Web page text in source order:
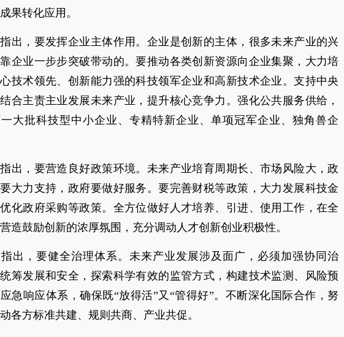
果转化应用。
出，要发挥企业主体作用。企业是创新的主体，很多未来产业的兴
企业一步步突破带动的。要推动各类创新资源向企业集聚，大力培
技术领先、创新能力强的科技领军企业和高新技术企业。支持中央
合主责主业发展未来产业，提升核心竞争力。强化公共服务供给，
大批科技型中小企业、专精特新企业、单项冠军企业、独角兽企
出，要营造良好政策环境。未来产业培育周期长、市场风险大，政
大力支持，政府要做好服务。要完善财税等政策，大力发展科技金
化政府采购等政策。全方位做好人才培养、引进、使用工作，在全
造鼓励创新的浓厚氛围，充分调动人才创新创业积极性。
出，要健全治理体系。未来产业发展涉及面广，必须加强协同治
筹发展和安全，探索科学有效的监管方式，构建技术监测、风险预
急响应体系，确保既“放得活”又“管得好”。不断深化国际合作，努
各方标准共建、规则共商、产业共促。